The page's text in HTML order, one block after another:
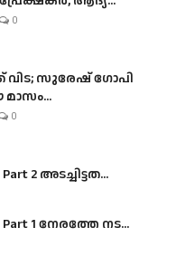
0
വിട; സുരേഷ് ഗോപി
മാസം...
0
2 അടച്ചിട്ടത...
Part 1 നേരത്തേ നട...